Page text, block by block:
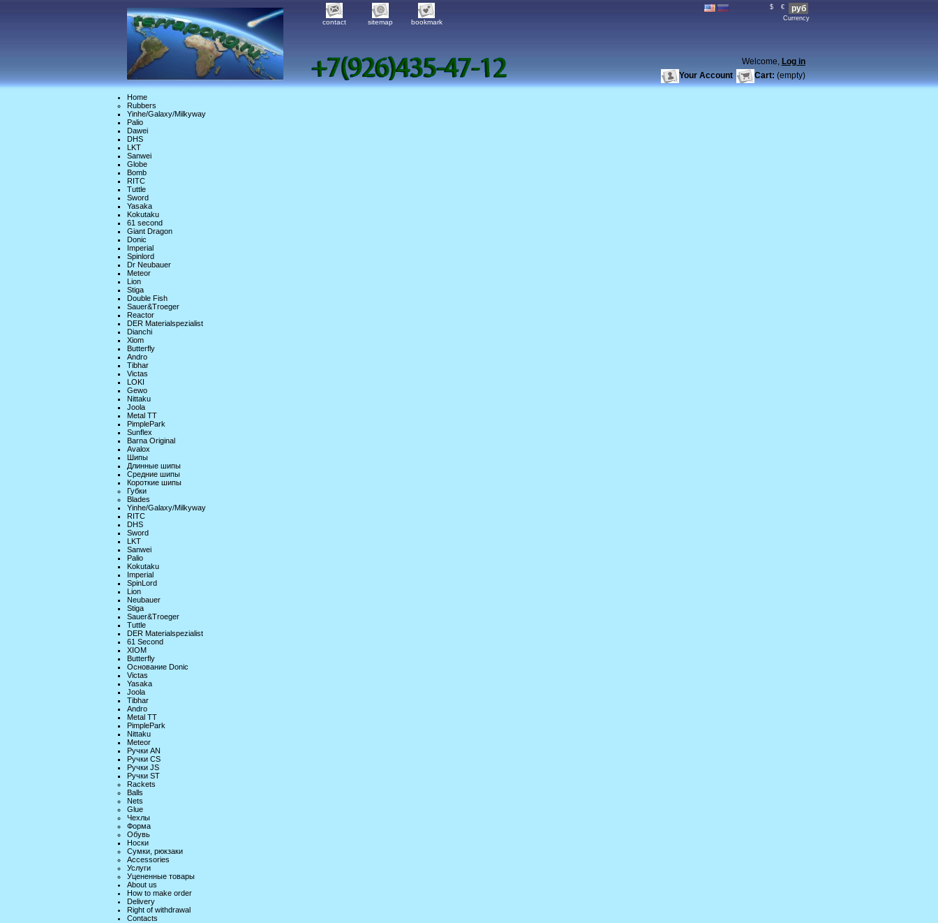
$ € руб
Currency
contact sitemap bookmark
Welcome, Log in
Cart: (empty)
Your Account
Home
Rubbers
Yinhe/Galaxy/Milkyway
Palio
Dawei
DHS
LKT
Sanwei
Globe
Bomb
RITC
Tuttle
Sword
Yasaka
Kokutaku
61 second
Giant Dragon
Donic
Imperial
Spinlord
Dr Neubauer
Meteor
Lion
Stiga
Double Fish
Sauer&Troeger
Reactor
DER Materialspezialist
Dianchi
Xiom
Butterfly
Andro
Tibhar
Victas
LOKI
Gewo
Nittaku
Joola
Metal TT
PimplePark
Sunflex
Barna Original
Avalox
Шипы
Длинные шипы
Средние шипы
Короткие шипы
Губки
Blades
Yinhe/Galaxy/Milkyway
RITC
DHS
Sword
LKT
Sanwei
Palio
Kokutaku
Imperial
SpinLord
Lion
Neubauer
Stiga
Sauer&Troeger
Tuttle
DER Materialspezialist
61 Second
XIOM
Butterfly
Основание Donic
Victas
Yasaka
Joola
Tibhar
Andro
Metal TT
PimplePark
Nittaku
Meteor
Ручки AN
Ручки CS
Ручки JS
Ручки ST
Rackets
Balls
Nets
Glue
Чехлы
Форма
Обувь
Носки
Сумки, рюкзаки
Accessories
Услуги
Уцененные товары
About us
How to make order
Delivery
Right of withdrawal
Contacts